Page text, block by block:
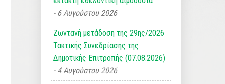
6 Αυγούστου 2026
Ζωντανή μετάδοση της 29ης/2026
Τακτικής Συνεδρίασης της
Δημοτικής Επιτροπής (07.08.2026)
4 Αυγούστου 2026